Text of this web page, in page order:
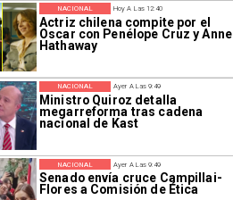
Hoy A Las 12:40
Actriz chilena compite por el
Oscar con Penélope Cruz y Anne
Hathaway
NACIONAL
Ayer A Las 9:49
Ministro Quiroz detalla
megarreforma tras cadena
nacional de Kast
NACIONAL
Ayer A Las 9:49
Senado envía cruce Campillai-
Flores a Comisión de Ética
NACIONAL